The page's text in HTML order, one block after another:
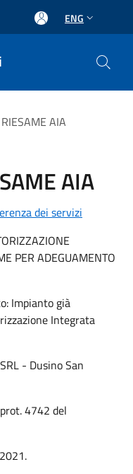
ENG
AIA
AIA
dei servizi
PER ADEGUAMENTO
Impianto già
Integrata
- Dusino San
4742 del